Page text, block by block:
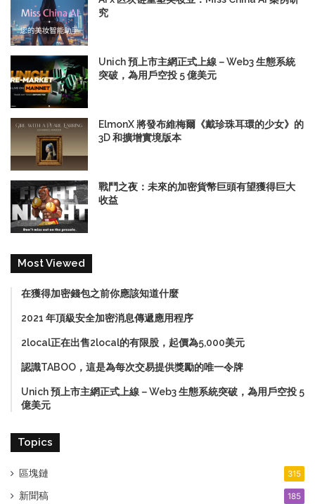
究
Unich 預上市主網正式上線－Web3 生態系統
突破，為用戶空投 5 億美元
ElmonX 將發布維梅爾《戴珍珠耳環的少女》的
3D 和擴增實境版本
戰鬥之夜：未來的加密貨幣巨頭有望獲得巨大
收益
Most Viewed
在獲得加密錢包之前你應該知道什麼
2021 年頂級安全加密消息傳遞應用程序
2local正在出售2local的有限股，起價為5,000美元
認識TABOO，這是為每次交易提供獎勵的唯一令牌
Unich 預上市主網正式上線－Web3 生態系統突破，為用戶空投 5
億美元
Topics
區塊鏈 315
新聞稿 185